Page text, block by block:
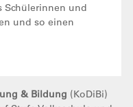
Schülerinnen und
und so einen
& Bildung (KoDiBi)